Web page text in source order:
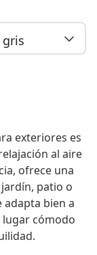
exteriores es
al aire
ofrece una
patio o
adapta bien a
lugar cómodo